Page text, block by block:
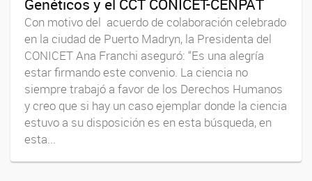
Con motivo del acuerdo de colaboración celebrado
en la ciudad de Puerto Madryn, la Presidenta del
CONICET Ana Franchi aseguró: “Es una alegría
estar firmando este convenio. La ciencia no
siempre trabajó a favor de los Derechos Humanos
y creo que si hay un caso ejemplar donde la ciencia
estuvo a su disposición es en esta búsqueda, en
esta...